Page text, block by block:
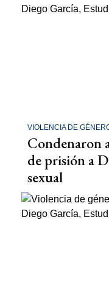
VIOLENCIA DE
Condenaron
de prisión a
sexual